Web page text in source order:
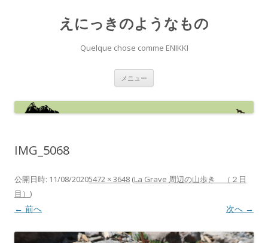
えにっきのようなもの
Quelque chose comme ENIKKI
メニュー
ン
へ
IMG_5068
公開日時: 11/08/20205472 × 3648 (La Grave 周辺の山歩き （２日
目） )
← 前へ 次へ →